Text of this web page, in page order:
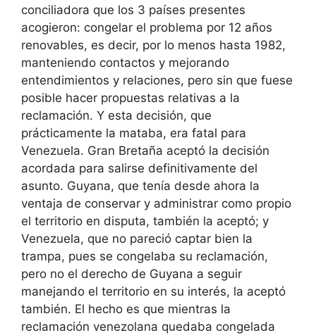
conciliadora que los 3 países presentes
acogieron: congelar el problema por 12 años
renovables, es decir, por lo menos hasta 1982,
manteniendo contactos y mejorando
entendimientos y relaciones, pero sin que fuese
posible hacer propuestas relativas a la
reclamación. Y esta decisión, que
prácticamente la mataba, era fatal para
Venezuela. Gran Bretaña aceptó la decisión
acordada para salirse definitivamente del
asunto. Guyana, que tenía desde ahora la
ventaja de conservar y administrar como propio
el territorio en disputa, también la aceptó; y
Venezuela, que no pareció captar bien la
trampa, pues se congelaba su reclamación,
pero no el derecho de Guyana a seguir
manejando el territorio en su interés, la aceptó
también. El hecho es que mientras la
reclamación venezolana quedaba congelada